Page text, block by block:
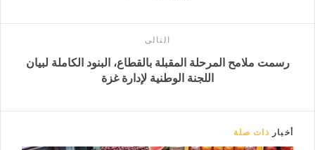
التالى
رسمت ملامح المرحلة المقبلة بالقطاع، البنود الكاملة لبيان
اللجنة الوطنية لإدارة غزة
أخبار ذات صلة